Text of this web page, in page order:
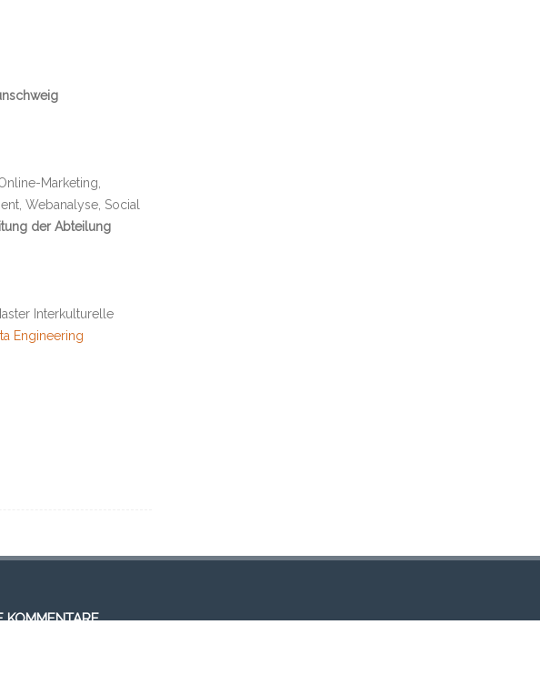
Marketing,
Webanalyse, Social
der Abteilung
Interkulturelle
Engineering
KOMMENTARE